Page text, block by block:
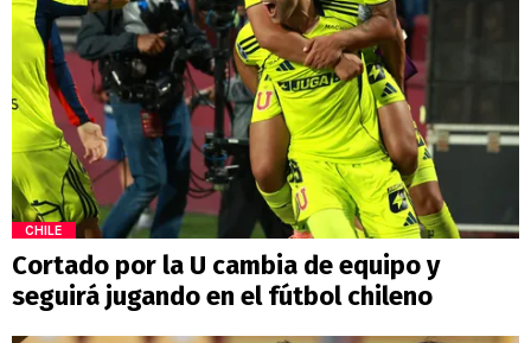
CHILE
Cortado por la U cambia de equipo y
seguirá jugando en el fútbol chileno